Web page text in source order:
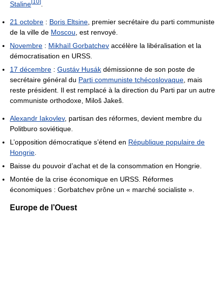
Staline
21 octobre : Boris Eltsine , premier secrétaire du parti communiste
de la ville de Moscou , est renvoyé.
Novembre : Mikhaïl Gorbatchev accélère la libéralisation et la
démocratisation en URSS.
17 décembre : Gustáv Husák démissionne de son poste de
secrétaire général du Parti communiste tchécoslovaque , mais
reste président. Il est remplacé à la direction du Parti par un autre
communiste orthodoxe, Miloš Jakeš.
Alexandr Iakovlev, partisan des réformes, devient membre du
Politburo soviétique.
L’opposition démocratique s’étend en République populaire de
Hongrie
Baisse du pouvoir d’achat et de la consommation en Hongrie.
Montée de la crise économique en URSS. Réformes
économiques : Gorbatchev prône un « marché socialiste ».
Europe de l’Ouest